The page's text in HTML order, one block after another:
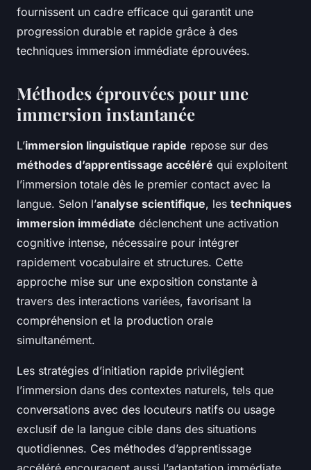
fournissent un cadre efficace qui garantit une
progression durable et rapide grâce à des
techniques immersion immédiate éprouvées.
Méthodes éprouvées pour une
immersion instantanée
L’immersion linguistique rapide repose sur des
méthodes d’apprentissage accéléré qui exploitent
l’immersion totale dès le premier contact avec la
langue. Selon l’analyse scientifique, les techniques
immersion immédiate déclenchent une activation
cognitive intense, nécessaire pour intégrer
rapidement vocabulaire et structures. Cette
approche mise sur une exposition constante à
travers des interactions variées, favorisant la
compréhension et la production orale
simultanément.
Les stratégies d’initiation rapide privilégient
l’immersion dans des contextes naturels, tels que
conversations avec des locuteurs natifs ou usage
exclusif de la langue cible dans des situations
quotidiennes. Ces méthodes d’apprentissage